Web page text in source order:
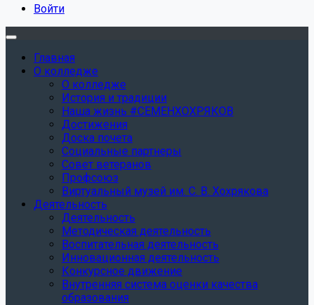
Войти
Главная
О колледже
О колледже
История и традиции
Наша жизнь #СЕМЕНХОХРЯКОВ
Достижения
Доска почета
Социальные партнеры
Совет ветеранов
Профсоюз
Виртуальный музей им. С. В. Хохрякова
Деятельность
Деятельность
Методическая деятельность
Воспитательная деятельность
Инновационная деятельность
Конкурсное движение
Внутренняя система оценки качества
образования